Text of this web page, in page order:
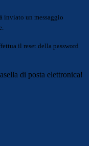
inviato un messaggio
il reset della password
di posta elettronica!